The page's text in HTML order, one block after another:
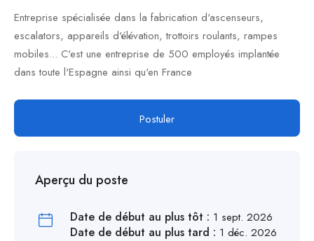
Entreprise spécialisée dans la fabrication d'ascenseurs,
escalators, appareils d'élévation, trottoirs roulants, rampes
mobiles... C'est une entreprise de 500 employés implantée
dans toute l'Espagne ainsi qu'en France
Postuler
Aperçu du poste
Date de début au plus tôt : 1 sept. 2026
Date de début au plus tard : 1 déc. 2026